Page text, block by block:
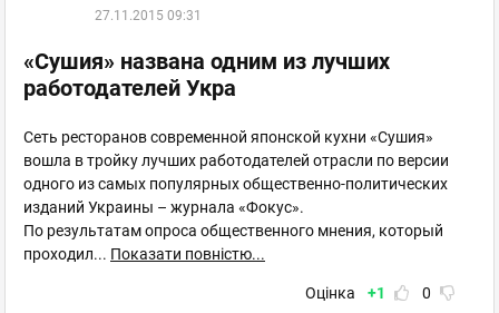
27.11.2015 09:31
«Сушия» названа одним из лучших
работодателей Укра
Сеть ресторанов современной японской кухни «Сушия»
вошла в тройку лучших работодателей отрасли по версии
одного из самых популярных общественно-политических
изданий Украины – журнала «Фокус».
По результатам опроса общественного мнения, который
проходил... Показати повністю...
Оцінка +1
0